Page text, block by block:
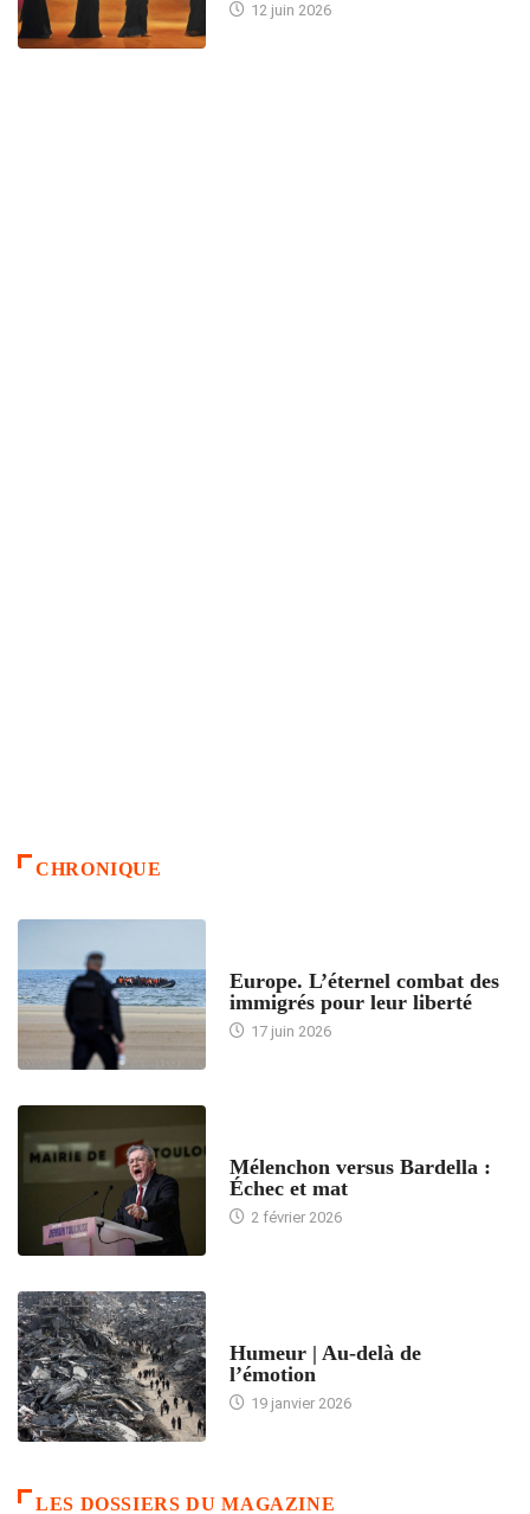
12 juin 2026
CHRONIQUE
Europe. L’éternel combat des
immigrés pour leur liberté
17 juin 2026
Mélenchon versus Bardella :
Échec et mat
2 février 2026
Humeur | Au-delà de
l’émotion
19 janvier 2026
LES DOSSIERS DU MAGAZINE